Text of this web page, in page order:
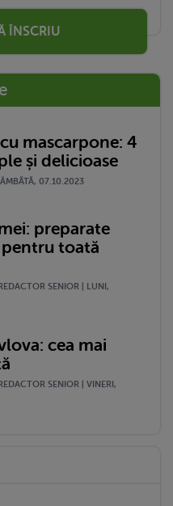
ÎNSCRIU
mascarpone: 4
și delicioase
07.10.2023
preparate
toată
SENIOR | LUNI,
cea mai
SENIOR | VINERI,